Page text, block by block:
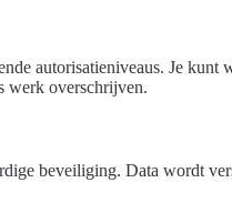
autorisatieniveaus. Je
werk overschrijven.
beveiliging. Data wordt